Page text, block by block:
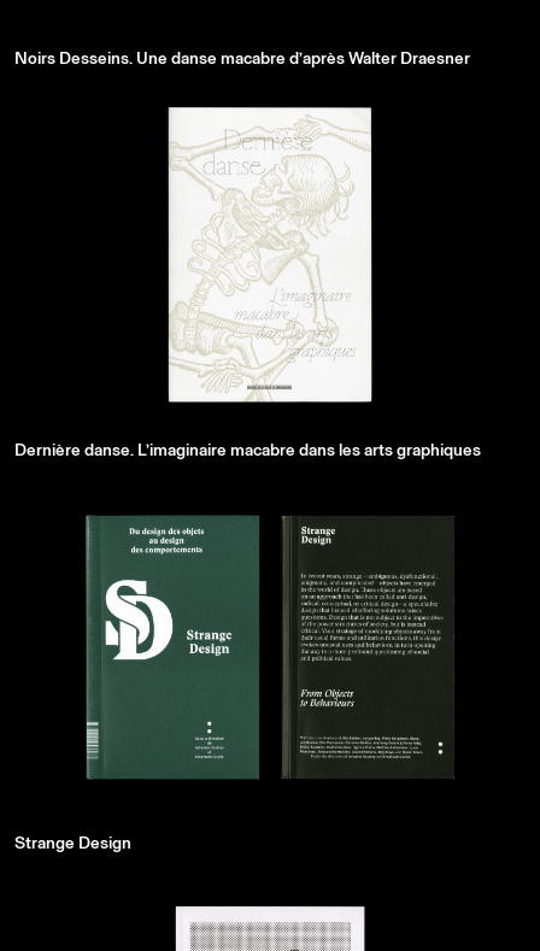
Noirs Desseins. Une danse macabre d’après Walter Draesner
Dernière danse. L’imaginaire macabre dans les arts graphiques
Strange Design